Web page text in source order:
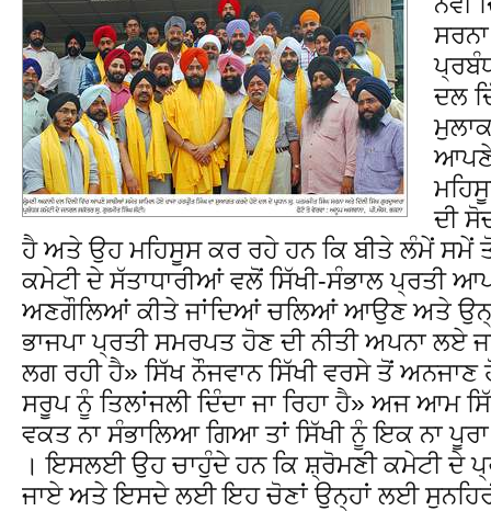
ਦਲ
ਆਪਣੇ
ਦੀ
ਹੈ ਅਤੇ ਉਹ ਮਹਿਸੂਸ ਕਰ ਰਹੇ ਹਨ ਕਿ ਬੀਤੇ ਲੰਮੇਂ ਸਮੇਂ
ਕਮੇਟੀ ਦੇ ਸੱਤਾਧਾਰੀਆਂ ਵਲੋਂ ਸਿੱਖੀ-ਸੰਭਾਲ ਪ੍ਰਤੀ
ਅਣਗੌਲਿਆਂ ਕੀਤੇ ਜਾਂਦਿਆਂ ਚਲਿਆਂ ਆਉਣ ਅਤੇ
ਭਾਜਪਾ ਪ੍ਰਤੀ ਸਮਰਪਤ ਹੋਣ ਦੀ ਨੀਤੀ ਅਪਨਾ ਲਏ
ਲਗ ਰਹੀ ਹੈ» ਸਿੱਖ ਨੌਜਵਾਨ ਸਿੱਖੀ ਵਰਸੇ ਤੋਂ
ਸਰੂਪ ਨੂੰ ਤਿਲਾਂਜਲੀ ਦਿੰਦਾ ਜਾ ਰਿਹਾ ਹੈ» ਅਜ ਆਮ
ਵਕਤ ਨਾ ਸੰਭਾਲਿਆ ਗਿਆ ਤਾਂ ਸਿੱਖੀ ਨੂੰ ਇਕ ਨਾ ਪੂਰਾ
। ਇਸਲਈ ਉਹ ਚਾਹੁੰਦੇ ਹਨ ਕਿ ਸ਼੍ਰੋਮਣੀ ਕਮੇਟੀ ਦੇ
ਜਾਏ ਅਤੇ ਇਸਦੇ ਲਈ ਇਹ ਚੋਣਾਂ ਉਨ੍ਹਾਂ ਲਈ